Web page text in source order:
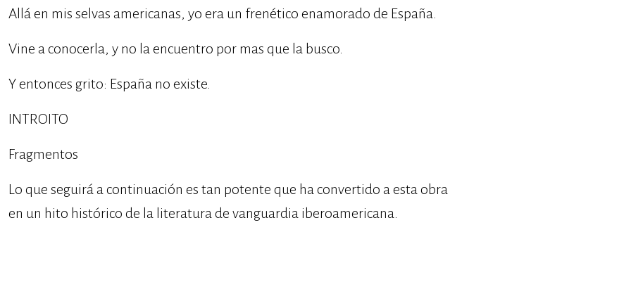
Allá en mis selvas americanas, yo era un frenético enamorado de España.
Vine a conocerla, y no la encuentro por mas que la busco.
Y entonces grito: España no existe.
INTROITO
Fragmentos
Lo que seguirá a continuación es tan potente que ha convertido a esta obra
en un hito histórico de la literatura de vanguardia iberoamericana.